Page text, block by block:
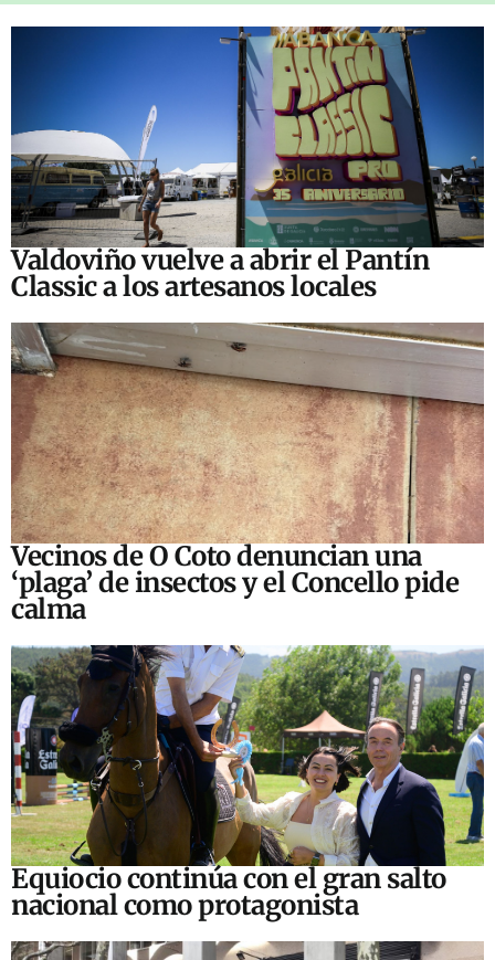
Valdoviño vuelve a abrir el Pantín
Classic a los artesanos locales
Vecinos de O Coto denuncian una
‘plaga’ de insectos y el Concello pide
calma
Equiocio continúa con el gran salto
nacional como protagonista